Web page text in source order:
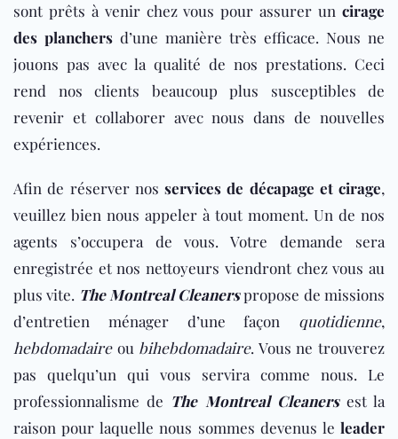
sont prêts à venir chez vous pour assurer un cirage
des planchers d’une manière très efficace. Nous ne
jouons pas avec la qualité de nos prestations. Ceci
rend nos clients beaucoup plus susceptibles de
revenir et collaborer avec nous dans de nouvelles
expériences.
Afin de réserver nos services de décapage et cirage,
veuillez bien nous appeler à tout moment. Un de nos
agents s’occupera de vous. Votre demande sera
enregistrée et nos nettoyeurs viendront chez vous au
plus vite. The Montreal Cleanerspropose de missions
d’entretien ménager d’une façon quotidienne,
hebdomadaireou bihebdomadaire. Vous ne trouverez
pas quelqu’un qui vous servira comme nous. Le
professionnalisme de The Montreal Cleanersest la
raison pour laquelle nous sommes devenus le leader